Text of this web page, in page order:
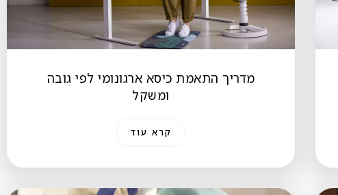
מדריך התאמת כיסא ארגונומי לפי גובה
ומשקל
קרא עוד